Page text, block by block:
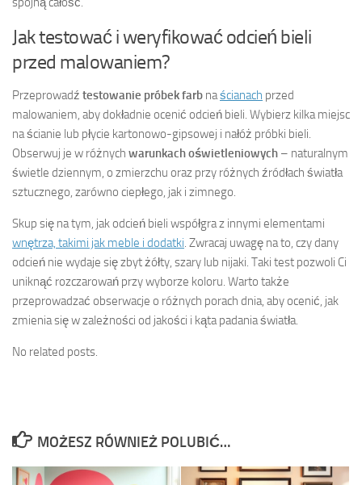
Jak testować i weryfikować odcień bieli
przed malowaniem?
Przeprowadź testowanie próbek farb naścianach przed
malowaniem, aby dokładnie ocenić odcień bieli. Wybierz kilka miejsc
na ścianie lub płycie kartonowo-gipsowej i nałóż próbki bieli.
Obserwuj je w różnych warunkach oświetleniowych – naturalnym
świetle dziennym, o zmierzchu oraz przy różnych źródłach światła
sztucznego, zarówno ciepłego, jak i zimnego.
Skup się na tym, jak odcień bieli współgra z innymi elementami
wnętrza, takimi jak meble i dodatki . Zwracaj uwagę na to, czy dany
odcień nie wydaje się zbyt żółty, szary lub nijaki. Taki test pozwoli Ci
uniknąć rozczarowań przy wyborze koloru. Warto także
przeprowadzać obserwacje o różnych porach dnia, aby ocenić, jak
zmienia się w zależności od jakości i kąta padania światła.
No related posts.
MOŻESZ RÓWNIEŻ POLUBIĆ…